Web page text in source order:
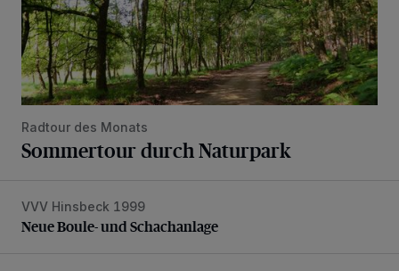
Radtour des Monats
Sommertour durch Naturpark
Neue Boule- und Schachanlage
VVV Hinsbeck 1999
Neue Boule- und Schachanlage